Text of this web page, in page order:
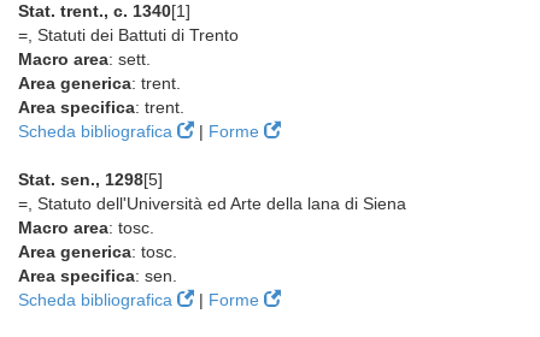
Stat. trent., c. 1340[1]
=, Statuti dei Battuti di Trento
Macro area: sett.
Area generica: trent.
Area specifica: trent.
Scheda bibliografica
| Forme
Stat. sen., 1298[5]
=, Statuto dell'Università ed Arte della lana di Siena
Macro area: tosc.
Area generica: tosc.
Area specifica: sen.
Scheda bibliografica
| Forme